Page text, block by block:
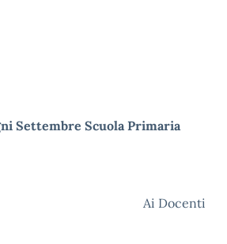
Settembre Scuola Primaria
Docenti